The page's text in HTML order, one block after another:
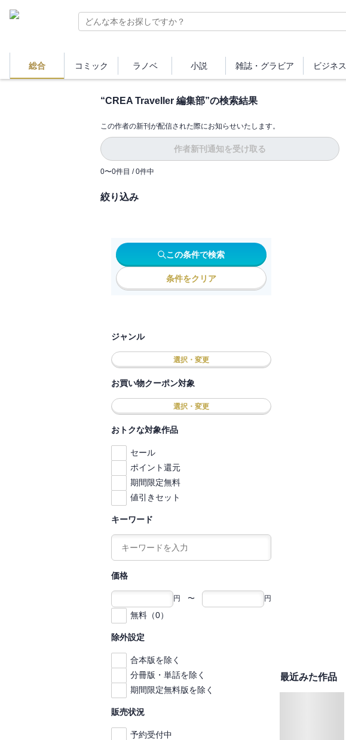
総合 コミック ラノベ 小説 雑誌・ グラビア ビジネス
“CREA Traveller 編集部”の検索結果
この作者の新刊が配信された際にお知らせいたします。
作者新刊通知を受け取る
0〜0件目 / 0件中
絞り込み
この条件で検索
条件をクリア
ジャンル
選択・変更
お買い物クーポン対象
選択・変更
おトクな対象作品
セール
ポイント還元
期間限定無料
値引きセット
キーワード
価格
円 〜 円
無料（0）
除外設定
合本版を除く
分冊版・単話を除く
期間限定無料版を除く
販売状況
予約受付中
最近みた作品